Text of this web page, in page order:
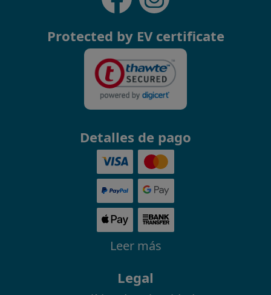
Protected by EV certificate
Detalles de pago
Leer más
Legal